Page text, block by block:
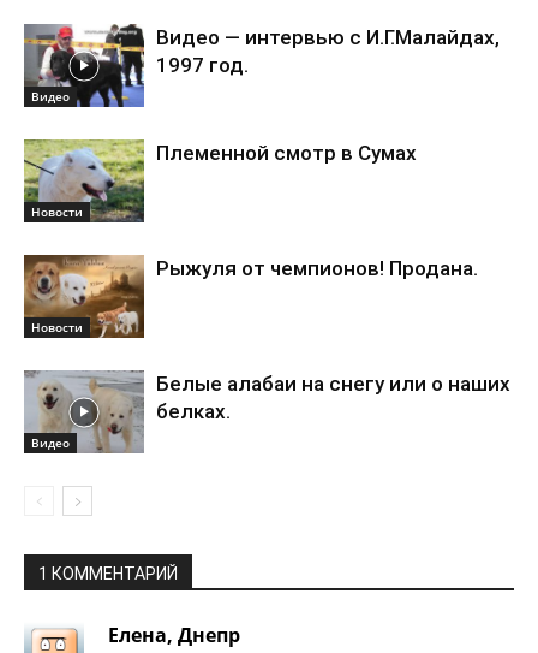
Видео
Видео — интервью с И.Г.Малайдах,
1997 год.
Новости
Племенной смотр в Сумах
Новости
Рыжуля от чемпионов! Продана.
Видео
Белые алабаи на снегу или о наших
белках.
1 КОММЕНТАРИЙ
Елена, Днепр